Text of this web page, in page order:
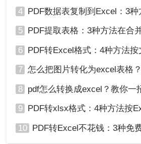
4 PDF数据表复制到Excel：3种方法的速
5 PDF提取表格：3种方法在合并单元格和多
6 PDF转Excel格式：4种方法按文件来源
7 怎么把图片转化为excel表格？我用这4个高
8 pdf怎么转换成excel？教你一招
9 PDF转xlsx格式：4种方法按Excel版本（
10 PDF转Excel不花钱：3种免费方案的